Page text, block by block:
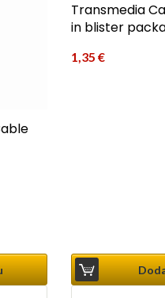
Transmedia
in blister
1,35 €